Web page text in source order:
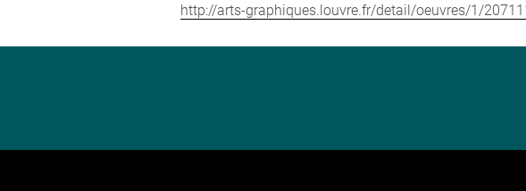
http://arts-graphiques.louvre.fr/detail/oeuvres/1/